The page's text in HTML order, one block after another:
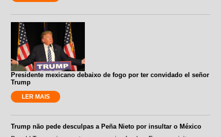
Presidente mexicano debaixo de fogo por ter convidado el señor
Trump
LER MAIS
Trump não pede desculpas a Peña Nieto por insultar o México